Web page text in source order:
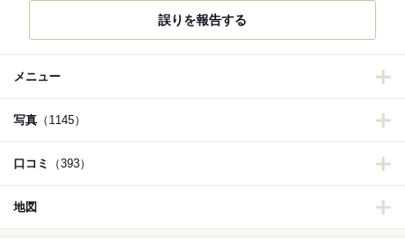
誤りを報告する
メニュー
写真 （1145）
口コミ （393）
地図